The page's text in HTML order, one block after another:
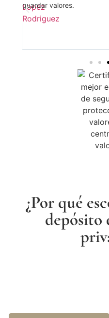
guardar valores.
¿Por qué
depósito